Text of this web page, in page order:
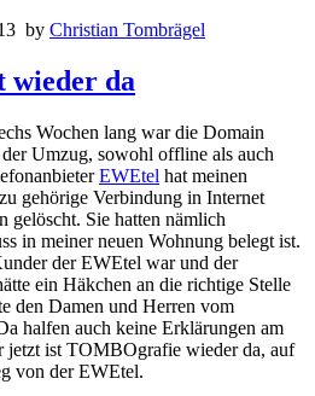
by Christian Tombrägel
da
Wochen lang war die Domain
Umzug, sowohl offline als auch
EWEtel hat meinen
gehörige Verbindung in Internet
gelöscht. Sie hatten nämlich
in meiner neuen Wohnung belegt ist.
der EWEtel war und der
ein Häkchen an die richtige Stelle
den Damen und Herren vom
halfen auch keine Erklärungen am
jetzt ist TOMBOgrafie wieder da, auf
von der EWEtel.